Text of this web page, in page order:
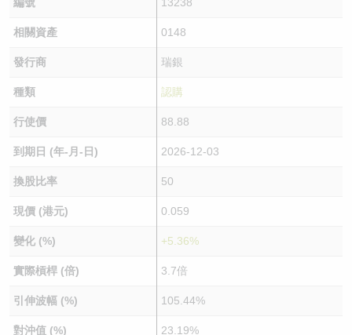
相關資產 0148
發行商 瑞銀
種類 認購
行使價 88.88
到期日 (年-月-日) 2026-12-03
換股比率 50
現價 (港元) 0.059
變化 (%) +5.36%
實際槓桿 (倍) 3.7倍
引伸波幅 (%) 105.44%
對沖值 (%) 23.19%